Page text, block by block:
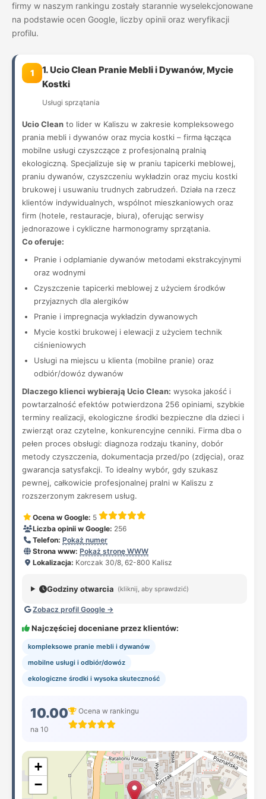
firmy w naszym rankingu zostały starannie wyselekcjonowane
na podstawie ocen Google, liczby opinii oraz weryfikacji
profilu.
1
1. Ucio Clean Pranie Mebli i Dywanów, Mycie
Kostki
Usługi sprzątania
Ucio Clean to lider w Kaliszu w zakresie kompleksowego
prania mebli i dywanów oraz mycia kostki – firma łącząca
mobilne usługi czyszczące z profesjonalną pralnią
ekologiczną. Specjalizuje się w praniu tapicerki meblowej,
praniu dywanów, czyszczeniu wykładzin oraz myciu kostki
brukowej i usuwaniu trudnych zabrudzeń. Działa na rzecz
klientów indywidualnych, wspólnot mieszkaniowych oraz
firm (hotele, restauracje, biura), oferując serwisy
jednorazowe i cykliczne harmonogramy sprzątania.
Co oferuje:
Pranie i odplamianie dywanów metodami ekstrakcyjnymi
oraz wodnymi
Czyszczenie tapicerki meblowej z użyciem środków
przyjaznych dla alergików
Pranie i impregnacja wykładzin dywanowych
Mycie kostki brukowej i elewacji z użyciem technik
ciśnieniowych
Usługi na miejscu u klienta (mobilne pranie) oraz
odbiór/dowóz dywanów
Dlaczego klienci wybierają Ucio Clean: wysoka jakość i
powtarzalność efektów potwierdzona 256 opiniami, szybkie
terminy realizacji, ekologiczne środki bezpieczne dla dzieci i
zwierząt oraz czytelne, konkurencyjne cenniki. Firma dba o
pełen proces obsługi: diagnoza rodzaju tkaniny, dobór
metody czyszczenia, dokumentacja przed/po (zdjęcia), oraz
gwarancja satysfakcji. To idealny wybór, gdy szukasz
pewnej, całkowicie profesjonalnej pralni w Kaliszu z
rozszerzonym zakresem usług.
Ocena w Google: 5
Liczba opinii w Google: 256
Telefon: Pokaż numer
Strona www: Pokaż stronę WWW
Lokalizacja: Korczak 30/8, 62-800 Kalisz
Godziny otwarcia (kliknij, aby sprawdzić)
Zobacz profil Google →
Najczęściej doceniane przez klientów:
kompleksowe pranie mebli i dywanów
mobilne usługi i odbiór/dowóz
ekologiczne środki i wysoka skuteczność
10.00
na 10
Ocena w rankingu
+
−